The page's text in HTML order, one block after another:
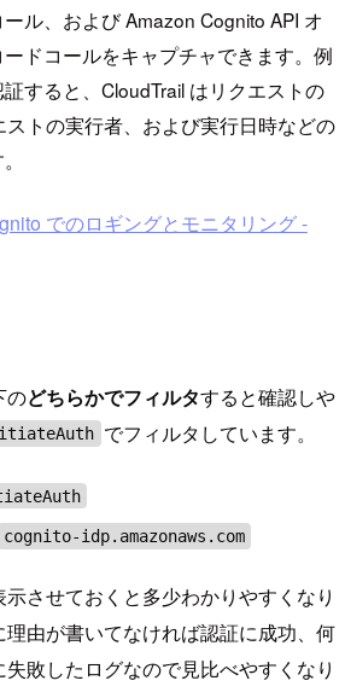
ル、および Amazon Cognito API オ
ドコールをキャプチャできます。例
すると、CloudTrail はリクエストの
ストの実行者、および実行日時などの
でのロギングとモニタリング -
のどちらかでフィルタすると確認しや
でフィルタしています。
cognito-idp.amazonaws.com
させておくと多少わかりやすくなり
理由が書いてなければ認証に成功、何
敗したログなので見比べやすくなり